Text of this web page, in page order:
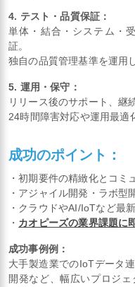
4. テスト・品質保証：
単体・結合・システム・
証。
独自の品質管理基準を運用
5. 運用・保守：
リリース後のサポート、継
24時間障害対応や運用最適
成功のポイント：
・初期要件の精緻化とコミ
・アジャイル開発・ラボ型
・クラウドやAI/IoTなど最
・ カオピーズの業界課題に
成功事例例：
大手製造業でのIoTデータ
開発など、幅広いプロジ